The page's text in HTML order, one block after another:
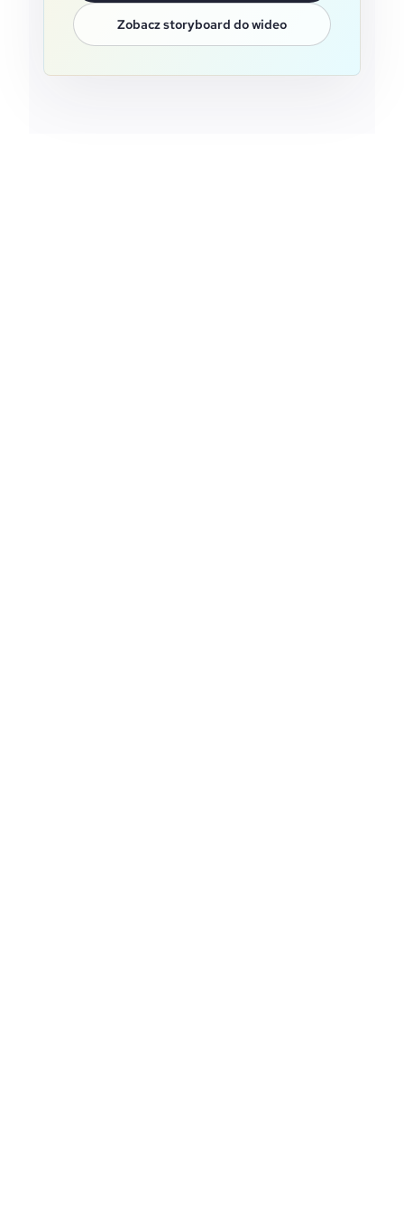
Zobacz storyboard do wideo